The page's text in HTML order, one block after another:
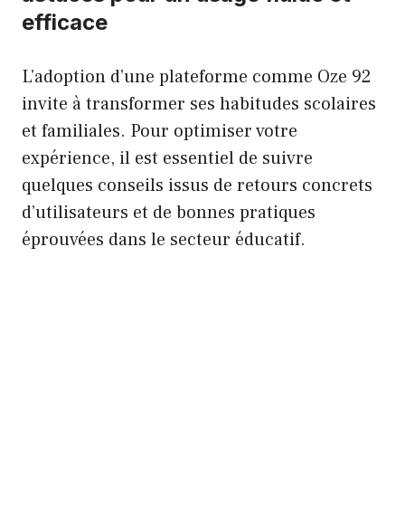
efficace
L’adoption d’une plateforme comme Oze 92
invite à transformer ses habitudes scolaires
et familiales. Pour optimiser votre
expérience, il est essentiel de suivre
quelques conseils issus de retours concrets
d’utilisateurs et de bonnes pratiques
éprouvées dans le secteur éducatif.